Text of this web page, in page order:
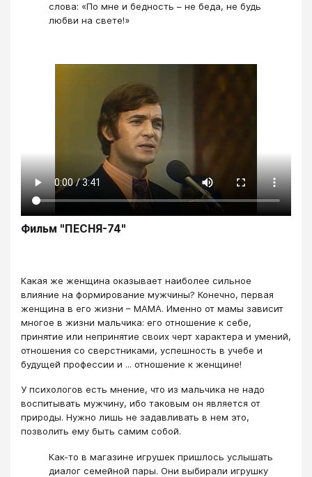
слова: «По мне и бедность – не беда, не будь
любви на свете!»
Фильм "ПЕСНЯ-74"
Какая же женщина оказывает наиболее сильное
влияние на формирование мужчины? Конечно, первая
женщина в его жизни – МАМА. Именно от мамы зависит
многое в жизни мальчика: его отношение к себе,
принятие или непринятие своих черт характера и умений,
отношения со сверстниками, успешность в учебе и
будущей профессии и ... отношение к женщине!
У психологов есть мнение, что из мальчика не надо
воспитывать мужчину, ибо таковым он является от
природы. Нужно лишь не задавливать в нем это,
позволить ему быть самим собой.
Как-то в магазине игрушек пришлось услышать
диалог семейной пары. Они выбирали игрушку